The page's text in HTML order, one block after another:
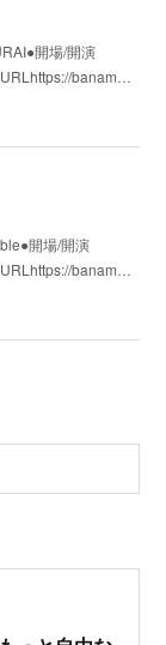
開場/開演
banam…
開場/開演
banam…